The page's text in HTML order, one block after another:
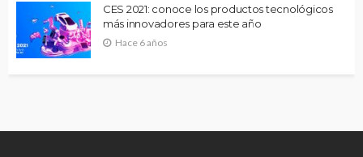
CES 2021: conoce los productos tecnológicos
más innovadores para este año
Hace 6 años